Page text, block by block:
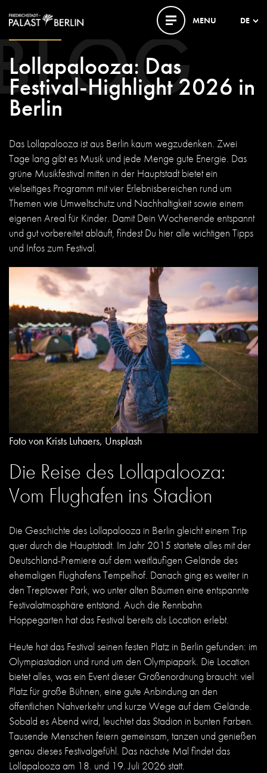
MENU DE
Lollapalooza: Das
Festival-Highlight 2026 in
Berlin
Das Lollapalooza ist aus Berlin kaum wegzudenken. Zwei
Tage lang gibt es Musik und jede Menge gute Energie. Das
grüne Musikfestival mitten in der Hauptstadt bietet ein
vielseitiges Programm mit vier Erlebnisbereichen rund um
Themen wie Umweltschutz und Nachhaltigkeit sowie einem
eigenen Areal für Kinder. Damit Dein Wochenende entspannt
und gut vorbereitet abläuft, findest Du hier alle wichtigen Tipps
und Infos zum Festival.
Foto von Krists Luhaers, Unsplash
Die Reise des Lollapalooza:
Vom Flughafen ins Stadion
Die Geschichte des Lollapalooza in Berlin gleicht einem Trip
quer durch die Hauptstadt. Im Jahr 2015 startete alles mit der
Deutschland-Premiere auf dem weitläufigen Gelände des
ehemaligen Flughafens Tempelhof. Danach ging es weiter in
den Treptower Park, wo unter alten Bäumen eine entspannte
Festivalatmosphäre entstand. Auch die Rennbahn
Hoppegarten hat das Festival bereits als Location erlebt.
Heute hat das Festival seinen festen Platz in Berlin gefunden: im
Olympiastadion und rund um den Olympiapark. Die Location
bietet alles, was ein Event dieser Größenordnung braucht: viel
Platz für große Bühnen, eine gute Anbindung an den
öffentlichen Nahverkehr und kurze Wege auf dem Gelände.
Sobald es Abend wird, leuchtet das Stadion in bunten Farben.
Tausende Menschen feiern gemeinsam, tanzen und genießen
genau dieses Festivalgefühl. Das nächste Mal findet das
Lollapalooza am 18. und 19. Juli 2026 statt.